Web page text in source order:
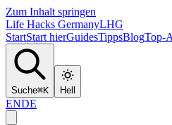
Zum Inhalt springen
Life Hacks GermanyLHG
StartStart hierGuidesTippsBlogTop-
Suche⌘K Hell
ENDE